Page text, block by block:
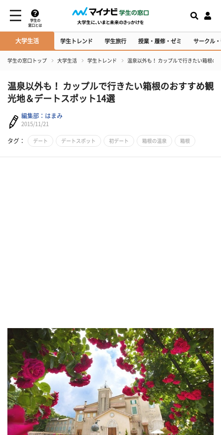
学生の
窓口とは
大学生活 学生トレンド 学生旅行 授業・履修・ゼミ サークル
学生の窓口トップ 大学生活 学生トレンド 温泉以外も！ カップルで行きたい箱根の
温泉以外も！ カップルで行きたい箱根のおすすめ観
光地＆デートスポット14選
編集部：はまみ
2015/11/21
タグ： デート デートスポット 初デート 箱根の温泉 箱根